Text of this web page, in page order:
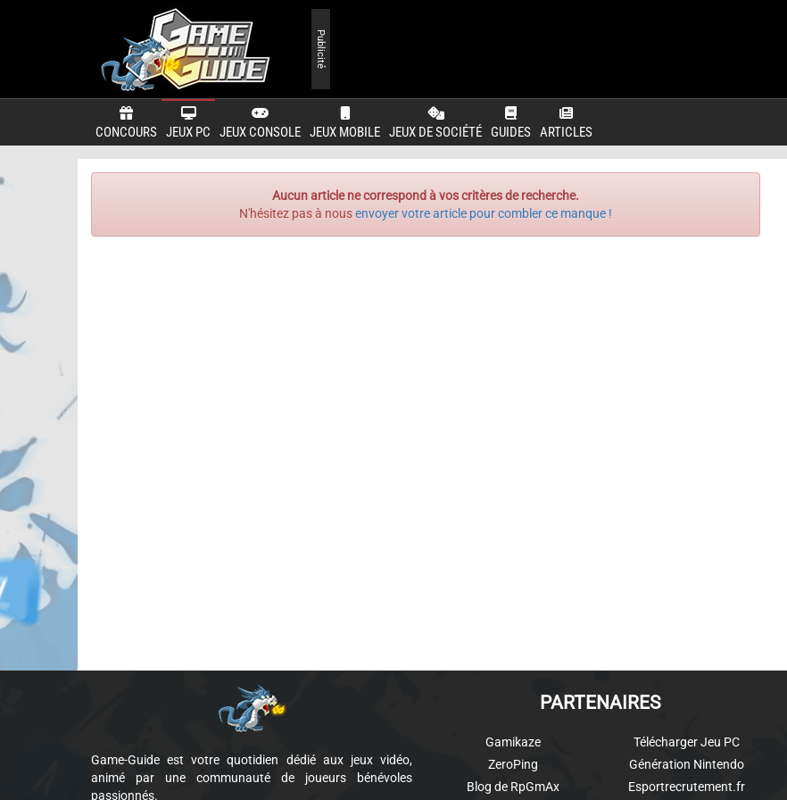
CONCOURS JEUX PC JEUX CONSOLE JEUX MOBILE JEUX DE SOCIÉTÉ GUIDES ARTICLES
Publicité
Aucun article ne correspond à vos critères de recherche.
N'hésitez pas à nousenvoyer votre article pour combler ce manque !
Game-Guide est votre quotidien dédié aux jeux vidéo,
animé par une communauté de joueurs bénévoles
passionnés.
PARTENAIRES
Gamikaze
ZeroPing
Blog de RpGmAx
Télécharger Jeu PC
Génération Nintendo
Esportrecrutement.fr